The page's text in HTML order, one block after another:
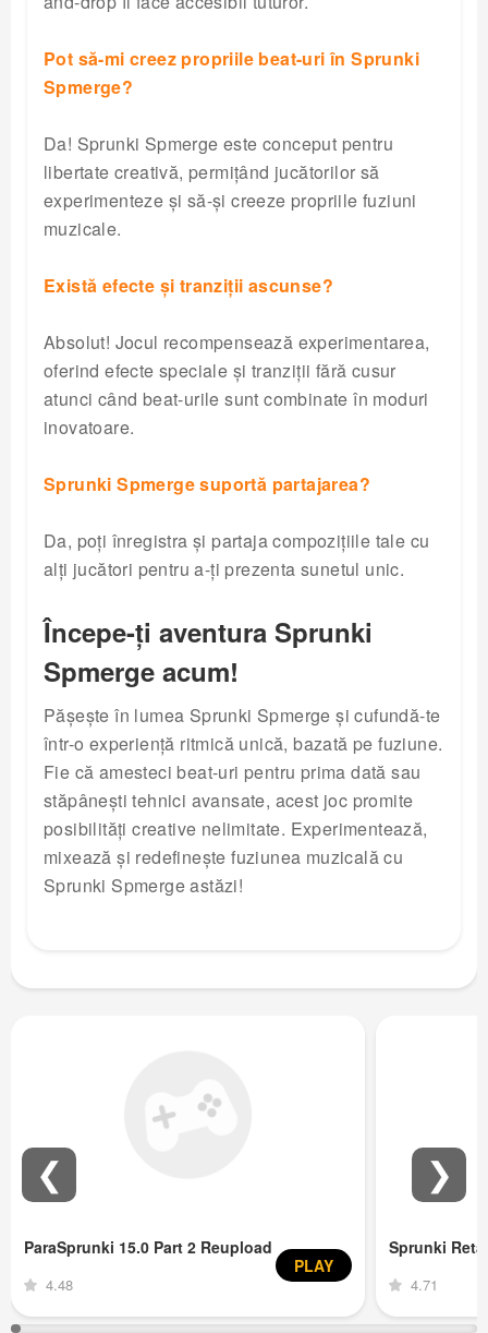
Pot să-mi creez propriile beat-uri în Sprunki
Spmerge?
Da! Sprunki Spmerge este conceput pentru
libertate creativă, permițând jucătorilor să
experimenteze și să-și creeze propriile fuziuni
muzicale.
Există efecte și tranziții ascunse?
Absolut! Jocul recompensează experimentarea,
oferind efecte speciale și tranziții fără cusur
atunci când beat-urile sunt combinate în moduri
inovatoare.
Sprunki Spmerge suportă partajarea?
Da, poți înregistra și partaja compozițiile tale cu
alți jucători pentru a-ți prezenta sunetul unic.
Începe-ți aventura Sprunki
Spmerge acum!
Pășește în lumea Sprunki Spmerge și cufundă-te
într-o experiență ritmică unică, bazată pe fuziune.
Fie că amesteci beat-uri pentru prima dată sau
stăpânești tehnici avansate, acest joc promite
posibilități creative nelimitate. Experimentează,
mixează și redefinește fuziunea muzicală cu
Sprunki Spmerge astăzi!
ParaSprunki 15.0 Part 2 Reupload
4.48
PLAY
Sprunki
4.71
❮ ❯